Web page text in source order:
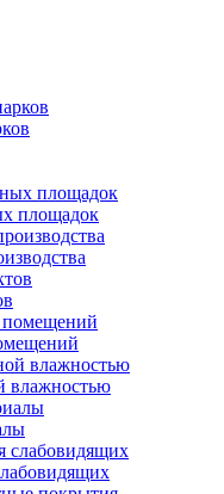
площадок
влажностью